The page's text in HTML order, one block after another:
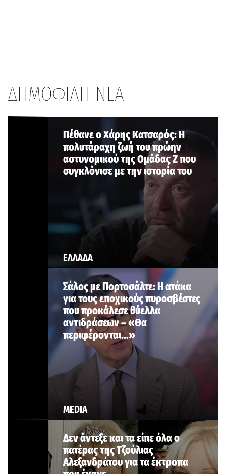
ΔΗΜΟΦΙΛΗ ΝΕΑ
ΕΛΛΑΔΑ
Πέθανε ο Χάρης Κατσαρός: Η
πολυτάραχη ζωή του πρώην
αστυνομικού της Ομάδας Ζ που
συγκλόνισε με την ιστορία του
MEDIA
Σάλος με Πορτοσάλτε: Η ατάκα
για τους εποχικούς πυροσβέστες
που προκάλεσε θύελλα
αντιδράσεων – «Θα
περιφέρονται…»
Δεν άντεξε και τα είπε όλα ο
πατέρας της Τζούλιας
Αλεξανδράτου για τα έκτροπα